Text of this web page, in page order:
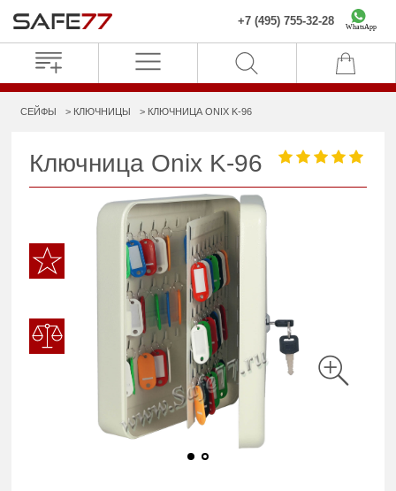
+7 (495) 755-32-28 WhatsApp
СЕЙФЫ КЛЮЧНИЦЫ КЛЮЧНИЦА ONIX K-96
Ключница Onix K-96